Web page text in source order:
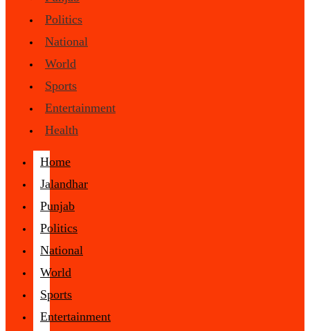
Politics
National
World
Sports
Entertainment
Health
Home
Jalandhar
Punjab
Politics
National
World
Sports
Entertainment